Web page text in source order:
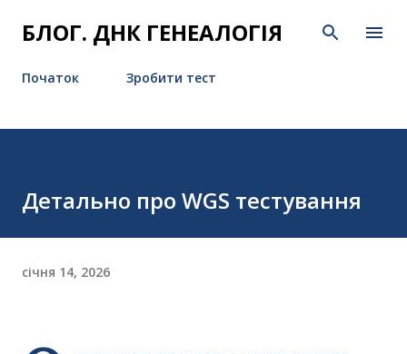
Перейти до основного вмісту
БЛОГ. ДНК ГЕНЕАЛОГІЯ
Початок Зробити тест
Детально про WGS тестування
січня 14, 2026